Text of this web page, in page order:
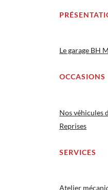
Le garage BH
OCCASIONS
Nos véhicules
Reprises
SERVICES
Atelier